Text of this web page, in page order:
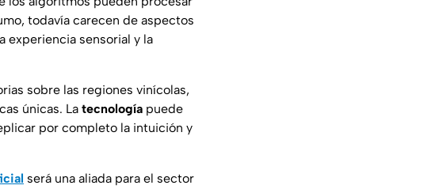
todavía carecen de aspectos
experiencia sensorial y la
sobre las regiones vinícolas,
únicas. La tecnología puede
por completo la intuición y
será una aliada para el sector